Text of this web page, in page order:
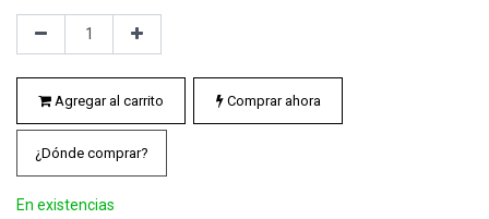
Agregar al carrito Comprar ahora
¿Dónde comprar?
En existencias